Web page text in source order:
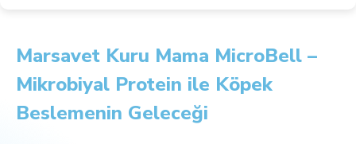
Marsavet Kuru Mama MicroBell –
Mikrobiyal Protein ile Köpek
Beslemenin Geleceği